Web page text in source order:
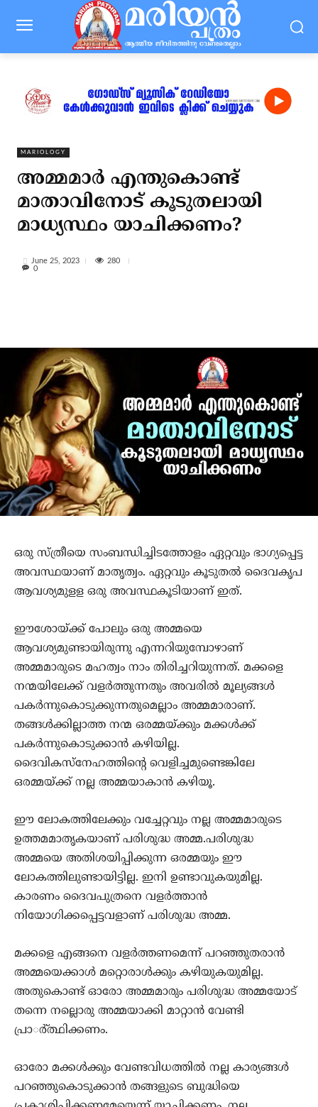
MARIOLOGY
അമ്മമാര്‍ എന്തുകൊണ്ട്
മാതാവിനോട് കൂടുതലായി
മാധ്യസ്ഥം യാചിക്കണം?
June 25, 2023
280
0
ഒരു സ്ത്രീയെ സംബന്ധിച്ചിടത്തോളം ഏറ്റവും ഭാഗ്യപ്പെട്ട
അവസ്ഥയാണ് മാതൃത്വം. ഏറ്റവും കൂടുതല്‍ ദൈവകൃപ
ആവശ്യമുളള ഒരു അവസ്ഥകൂടിയാണ് ഇത്.
ഈശോയ്ക്ക് പോലും ഒരു അമ്മയെ
ആവശ്യമുണ്ടായിരുന്നു എന്നറിയുമ്പോഴാണ്
അമ്മമാരുടെ മഹത്വം നാം തിരിച്ചറിയുന്നത്. മക്കളെ
നന്മയിലേക്ക് വളര്‍ത്തുന്നതും അവരില്‍ മൂല്യങ്ങള്‍
പകര്‍ന്നുകൊടുക്കുന്നതുമെല്ലാം അമ്മമാരാണ്.
തങ്ങള്‍ക്കില്ലാത്ത നന്മ ഒരമ്മയ്ക്കും മക്കള്‍ക്ക്
പകര്‍ന്നുകൊടുക്കാന്‍ കഴിയില്ല.
ദൈവികസ്‌നേഹത്തിന്റെ വെളിച്ചമുണ്ടെങ്കിലേ
ഒരമ്മയ്ക്ക് നല്ല അമ്മയാകാന്‍ കഴിയൂ.
ഈ ലോകത്തിലേക്കും വച്ചേറ്റവും നല്ല അമ്മമാരുടെ
ഉത്തമമാതൃകയാണ് പരിശുദ്ധ അമ്മ.പരിശുദ്ധ
അമ്മയെ അതിശയിപ്പിക്കുന്ന ഒരമ്മയും ഈ
ലോകത്തിലുണ്ടായിട്ടില്ല. ഇനി ഉണ്ടാവുകയുമില്ല.
കാരണം ദൈവപുത്രനെ വളര്‍ത്താന്‍
നിയോഗിക്കപ്പെട്ടവളാണ് പരിശുദ്ധ അമ്മ.
മക്കളെ എങ്ങനെ വളര്‍ത്തണമെന്ന് പറഞ്ഞുതരാന്‍
അമ്മയെക്കാള്‍ മറ്റൊരാള്‍ക്കും കഴിയുകയുമില്ല.
അതുകൊണ്ട് ഓരോ അമ്മമാരും പരിശുദ്ധ അമ്മയോട്
തന്നെ നല്ലൊരു അമ്മയാക്കി മാറ്റാന്‍ വേണ്ടി
പ്രാര്‍്ത്ഥിക്കണം.
ഓരോ മക്കള്‍ക്കും വേണ്ടവിധത്തില്‍ നല്ല കാര്യങ്ങള്‍
പറഞ്ഞുകൊടുക്കാന്‍ തങ്ങളുടെ ബുദ്ധിയെ